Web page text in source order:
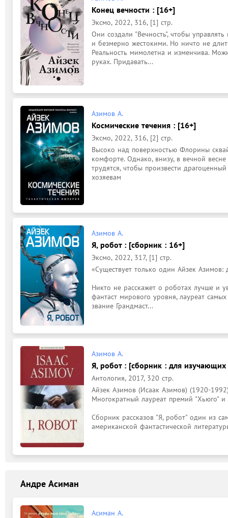
Конец вечности : [16+]
Эксмо, 2022, 316, [1] стр.
Они создали "Вечность", чтобы
и безмерно жестокими. Но ничто не
Реальность мимолетна и изменчива.
руках. Придавать...
Азимов А.
Космические течения : [16+]
Эксмо, 2022, 316, [2] стр.
Высоко над поверхностью Флорины
комфорте. Однако, внизу, в вечной
трудятся, чтобы произвести
хозяевам
Азимов А.
Я, робот : [сборник : 16+]
Эксмо, 2022, 317, [1] стр.
«Существует только один Айзек
Никто не расскажет о роботах лучше и
фантаст мирового уровня, лауреат
звание Грандмаст...
Азимов А.
Я, робот : [сборник : для изучающих
Антология, 2017, 320 стр.
Айзек Азимов (Исаак Азимов) (1920-
Многократный лауреат премий "Хьюго" и
Сборник рассказов "Я, робот" один из
американской фантастической
Андре Асиман
Асиман А.